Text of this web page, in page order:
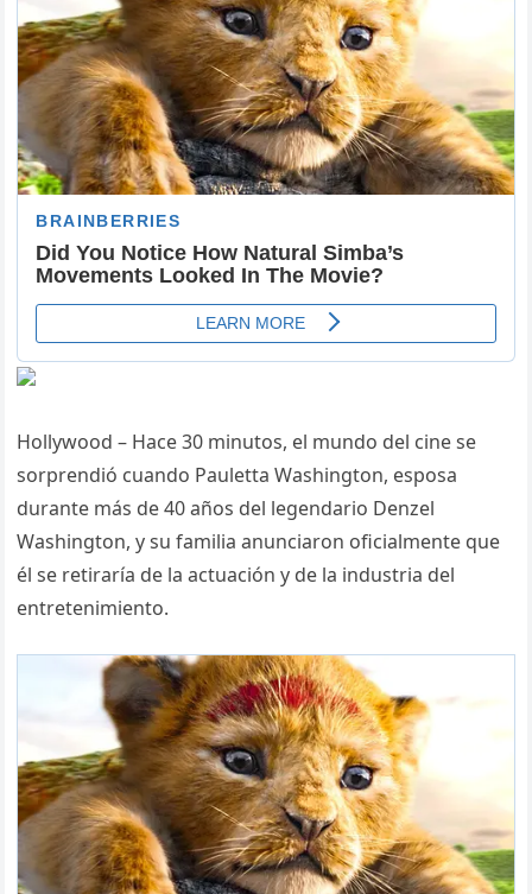
Hollywood – Hace 30 minutos, el mundo del cine se
sorprendió cuando Pauletta Washington, esposa
durante más de 40 años del legendario Denzel
Washington, y su familia anunciaron oficialmente que
él se retiraría de la actuación y de la industria del
entretenimiento.